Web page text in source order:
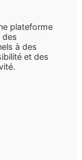
plateforme
des
à des
et des